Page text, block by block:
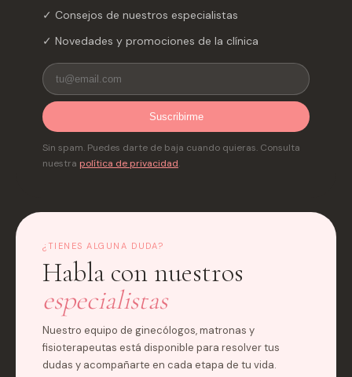
✓ Consejos de nuestros especialistas
✓ Novedades y promociones de la clínica
Suscribirme
Sin spam. Puedes darte de baja cuando quieras. Consulta
nuestra política de privacidad.
¿TIENES ALGUNA DUDA?
Habla con nuestros
especialistas
Nuestro equipo de ginecólogos, matronas y
fisioterapeutas está disponible para resolver tus
dudas y acompañarte en cada etapa de tu vida.